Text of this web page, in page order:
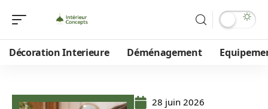
Décoration Interieure Déménagement
28 juin 2026